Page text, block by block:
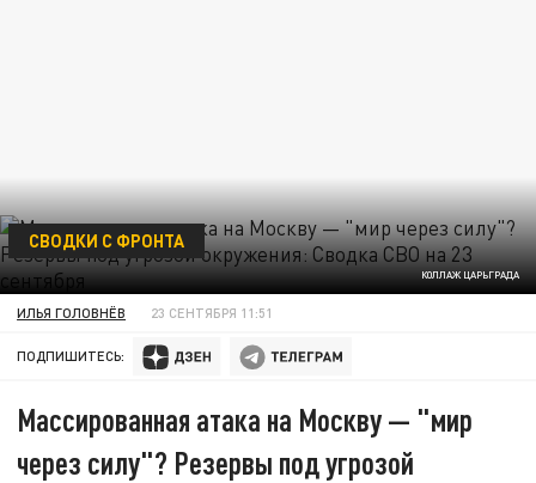
КОЛЛАЖ ЦАРЬГРАДА
СВОДКИ С ФРОНТА
ИЛЬЯ ГОЛОВНЁВ 23 СЕНТЯБРЯ 11:51
ПОДПИШИТЕСЬ:
Массированная атака на Москву — "мир
через силу"? Резервы под угрозой